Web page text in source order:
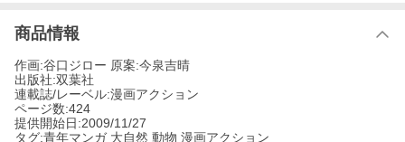
商品情報
作画:谷口ジロー 原案:今泉吉晴
出版社:双葉社
連載誌/レーベル:漫画アクション
ページ数:424
提供開始日:2009/11/27
タグ:青年マンガ 大自然 動物 漫画アクション